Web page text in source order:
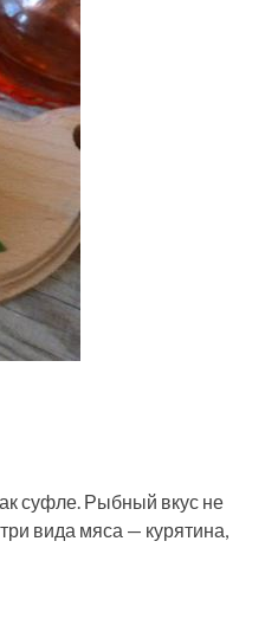
суфле. Рыбный вкус не
вида мяса — курятина,